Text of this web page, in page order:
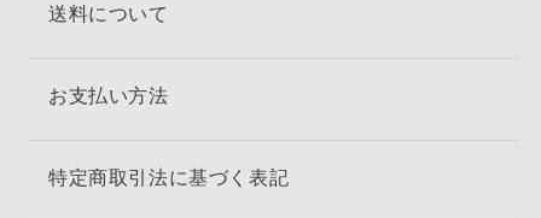
送料について
お支払い方法
特定商取引法に基づく表記